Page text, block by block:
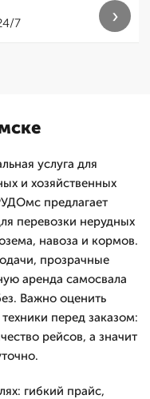
7 ›
услуга для
и хозяйственных
предлагает
перевозки нерудных
навоза и кормов.
прозрачные
аренда самосвала
Важно оценить
перед заказом:
рейсов, а значит
гибкий прайс,